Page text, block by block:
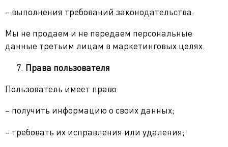
– выполнения требований законодательства.
Мы не продаем и не передаем персональные
данные третьим лицам в маркетинговых целях.
Права пользователя
Пользователь имеет право:
– получить информацию о своих данных;
– требовать их исправления или удаления;